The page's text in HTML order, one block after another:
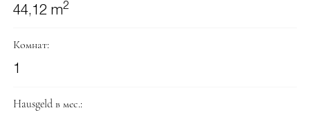
44,12 m2
Комнат:
1
Hausgeld в мес.: